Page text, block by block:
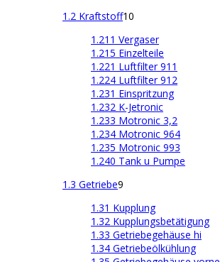
1.2 Kraftstoff10
1.211 Vergaser
1.215 Einzelteile
1.221 Luftfilter 911
1.224 Luftfilter 912
1.231 Einspritzung
1.232 K-Jetronic
1.233 Motronic 3,2
1.234 Motronic 964
1.235 Motronic 993
1.240 Tank u Pumpe
1.3 Getriebe9
1.31 Kupplung
1.32 Kupplungsbetätigung
1.33 Getriebegehäuse hi
1.34 Getriebeölkühlung